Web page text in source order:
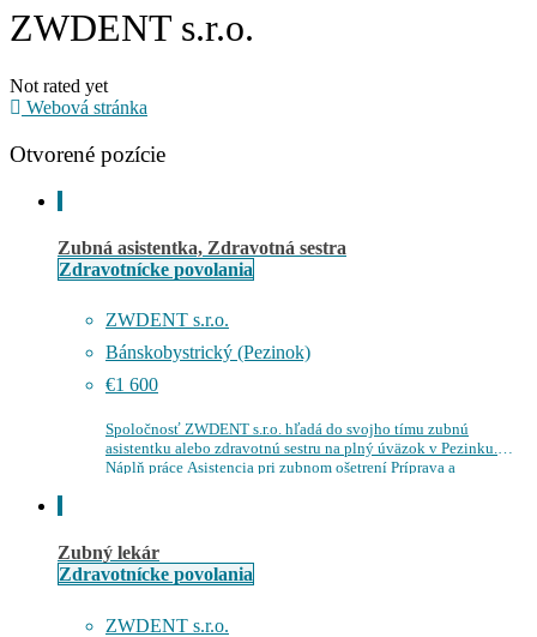
ZWDENT s.r.o.
Not rated yet
Webová stránka
Otvorené pozície
Zubná asistentka, Zdravotná sestra
Zdravotnícke povolania
ZWDENT s.r.o.
Bánskobystrický (Pezinok)
€1 600
Spoločnosť ZWDENT s.r.o. hľadá do svojho tímu zubnú
asistentku alebo zdravotnú sestru na plný úväzok v Pezinku.
Náplň práce Asistencia pri zubnom ošetrení Príprava a
Zubný lekár
Zdravotnícke povolania
ZWDENT s.r.o.